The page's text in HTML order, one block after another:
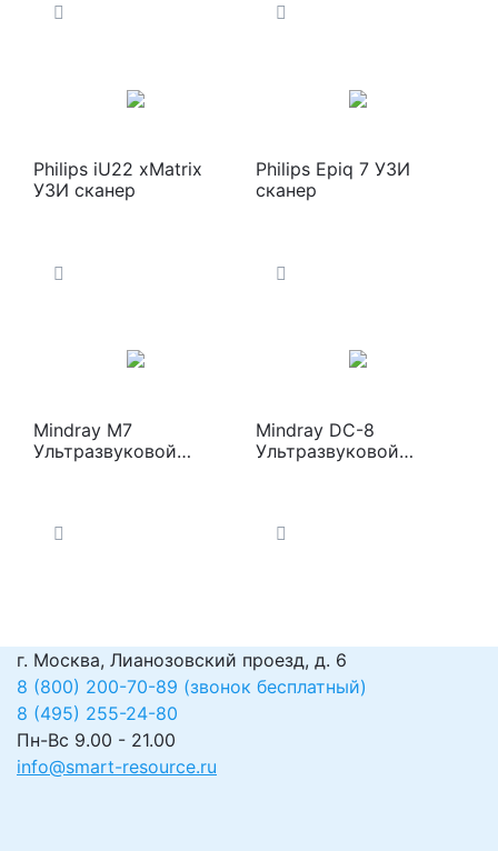
Philips iU22 xMatrix
УЗИ сканер
Philips Epiq 7 УЗИ
сканер
Mindray M7
Ультразвуковой
Mindray DC-8
Ультразвуковой
г. Москва, Лианозовский проезд, д. 6
8 (800) 200-70-89 (звонок бесплатный)
8 (495) 255-24-80
Пн-Вс 9.00 - 21.00
info@smart-resource.ru